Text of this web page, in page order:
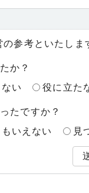
参考といたしま
か？
い 役に立た
たですか？
いえない 見